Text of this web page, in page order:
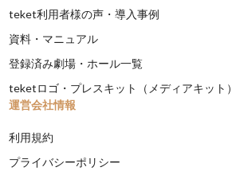
teket利用者様の声・導入事例
資料・マニュアル
登録済み劇場・ホール一覧
teketロゴ・プレスキット（メディアキット）
運営会社情報
利用規約
プライバシーポリシー